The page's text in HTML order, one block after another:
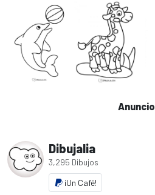
Anuncio
Dibujalia
3,295 Dibujos
¡Un Café!